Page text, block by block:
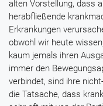
alten Vorstellung, dass
herabfließende
Erkrankungen
obwohl wir heute
kaum jemals ihren
immer den
verbindet, sind ihre
die Tatsache, dass